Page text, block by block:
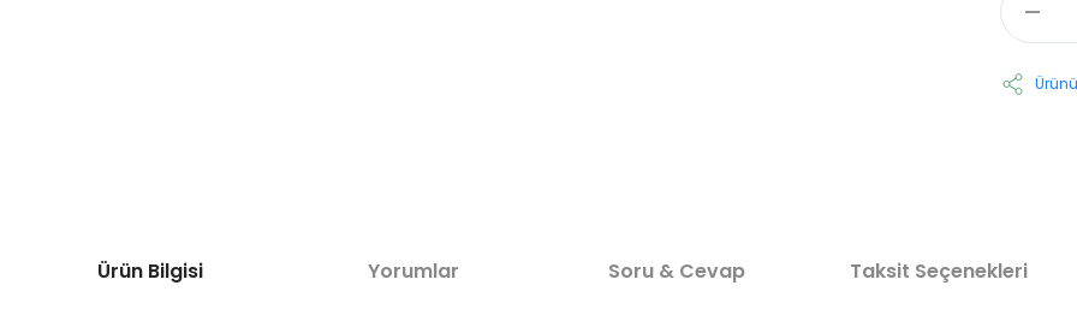
Ürün Bilgisi Yorumlar Soru & Cevap Taksit Seçenekleri